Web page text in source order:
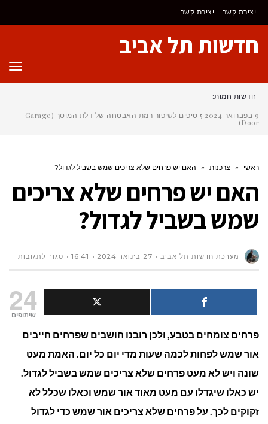
יצירת קשר יצירת קשר
חדשות תל אביב
חדשות חמות:
9 בפברואר 2024
5 טיפים לשיפור רמת האבטחה של דלת המוסך (Garage
Door)
ראשי » צרכנות » האם יש פרחים שלא צריכים שמש בשביל לגדול?
האם יש פרחים שלא צריכים
שמש בשביל לגדול?
מערכת חדשות תל אביב 27 בינואר 2024 16:41 סגור לתגובותעל
יש
24
שיתופים
פרחים צומחים בטבע, ולכן רובנו חושבים שפרחים חייבים
אור שמש לפחות לכמה שעות מדי יום כל יום. האמת מעט
שונה ויש לא מעט פרחים שלא צריכים שמש בשביל לגדול.
יש כאלו שיגדלו עם מעט מאוד אור שמש וכאלו שכלל לא
זקוקים לכך. על פרחים שלא צריכים אור שמש כדי לגדול